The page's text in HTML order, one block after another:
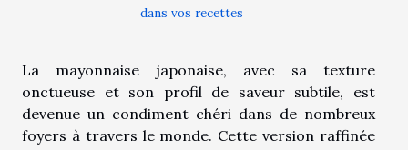
dans vos recettes
La mayonnaise japonaise, avec sa texture
onctueuse et son profil de saveur subtile, est
devenue un condiment chéri dans de nombreux
foyers à travers le monde. Cette version raffinée